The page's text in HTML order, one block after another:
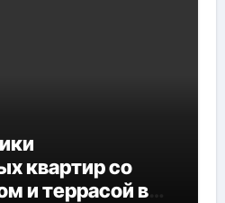
квартир со
и террасой в